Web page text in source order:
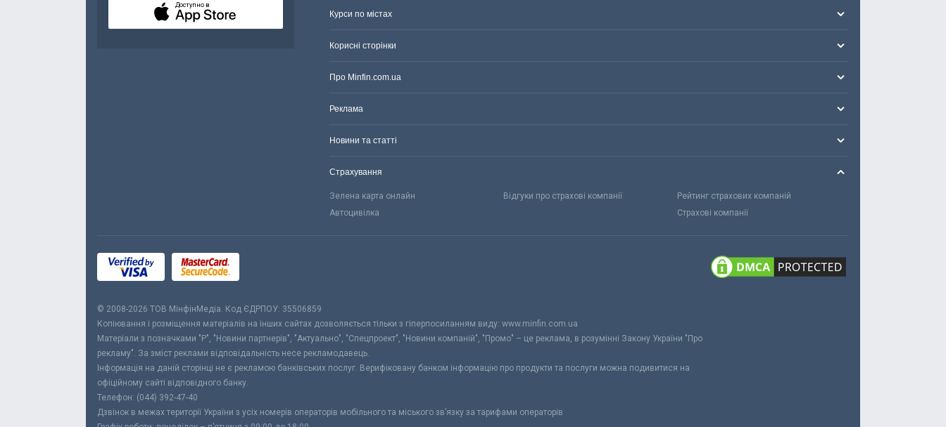
Доступно в
Курси по містах
Корисні сторінки
Про Minfin.com.ua
Реклама
Новини та статті
Страхування
Зелена карта онлайн Відгуки про страхові компанії
Рейтинг страхових компаній
Автоцивілка
Страхові компанії
© 2008-2026 ТОВ МiнфiнМедiа. Код ЄДРПОУ: 35506859
Копіювання і розміщення матеріалів на інших сайтах дозволяється тільки з гіперпосиланням виду: www.minfin.com.ua
Матеріали з позначками "Р", "Новини партнерів", "Актуально", "Спецпроект", "Новини компаній", "Промо" – це реклама, в розумінні Закону України "Про
рекламу". За зміст реклами відповідальність несе рекламодавець.
Інформація на даній сторінці не є рекламою банківських послуг. Верифіковану банком інформацію про продукти та послуги можна подивитися на
офіційному сайті відповідного банку.
Телефон: (044) 392-47-40
Дзвінок в межах території України з усіх номерів операторів мобільного та міського зв’язку за тарифами операторів